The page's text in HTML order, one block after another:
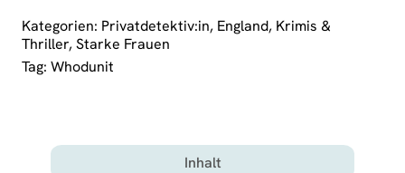
Kategorien: Privatdetektiv:in, England, Krimis &
Thriller, Starke Frauen
Tag: Whodunit
Inhalt